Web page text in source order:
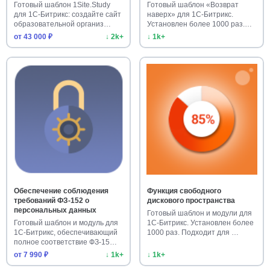
Готовый шаблон 1Site.Study
для 1С-Битрикс: создайте сайт
образовательной организ…
от 43 000 ₽
↓ 2k+
Готовый шаблон «Возврат
наверх» для 1С-Битрикс.
Установлен более 1000 раз.
Улучш…
↓ 1k+
Обеспечение соблюдения
требований ФЗ-152 о
персональных данных
Готовый шаблон и модуль для
1С-Битрикс, обеспечивающий
полное соответствие ФЗ-15…
от 7 990 ₽
↓ 1k+
Функция свободного
дискового пространства
Готовый шаблон и модули для
1С-Битрикс. Установлен более
1000 раз. Подходит для …
↓ 1k+